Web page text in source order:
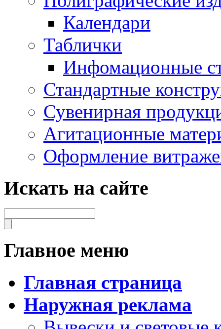
Календари
Таблички
Инфомационные
Стандартные
Сувенирная
Агитационные
Оформление
Искать на сайте
Главное меню
Главная страница
Наружная реклама